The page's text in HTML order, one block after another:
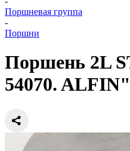
Поршневая группа
-
Поршни
Поршень 2L
54070. ALFIN"